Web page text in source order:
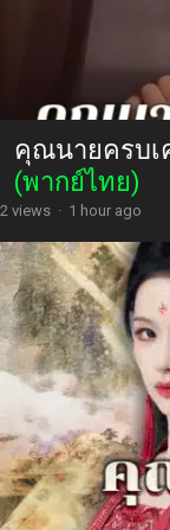
คุณนายครบเ
(พากย์ไทย)
2 views · 1 hour ago